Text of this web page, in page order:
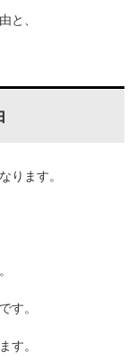
と、
ります。
す。
す。